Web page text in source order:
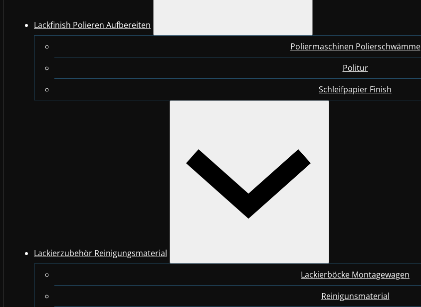
Lackfinish Polieren Aufbereiten
Poliermaschinen Polierschwämme
Politur
Schleifpapier Finish
Lackierzubehör Reinigungsmaterial
Lackierböcke Montagewagen
Reinigunsmaterial